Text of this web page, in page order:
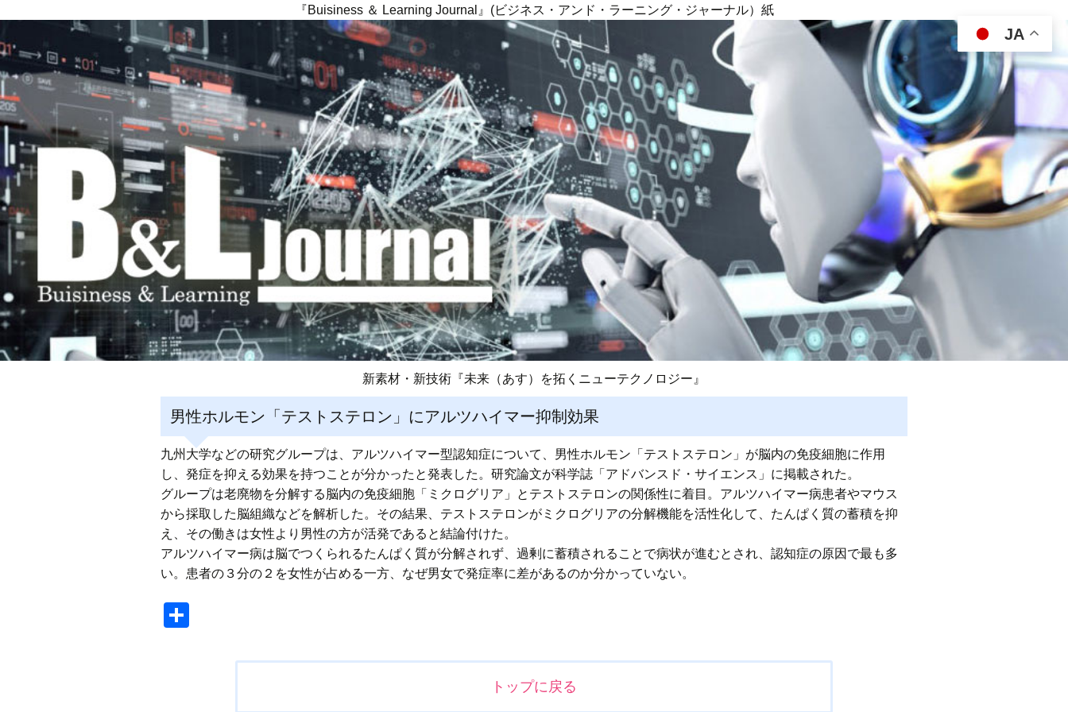
『Buisiness ＆ Learning Journal』(ビジネス・アンド・ラーニング・ジャーナル）紙
新素材・新技術『未来（あす）を拓くニューテクノロジー』
男性ホルモン「テストステロン」にアルツハイマー抑制効果
九州大学などの研究グループは、アルツハイマー型認知症について、男性ホルモン「テストステロン」が脳内の免疫細胞に作用
し、発症を抑える効果を持つことが分かったと発表した。研究論文が科学誌「アドバンスド・サイエンス」に掲載された。
グループは老廃物を分解する脳内の免疫細胞「ミクログリア」とテストステロンの関係性に着目。アルツハイマー病患者やマウス
から採取した脳組織などを解析した。その結果、テストステロンがミクログリアの分解機能を活性化して、たんぱく質の蓄積を抑
え、その働きは女性より男性の方が活発であると結論付けた。
アルツハイマー病は脳でつくられるたんぱく質が分解されず、過剰に蓄積されることで病状が進むとされ、認知症の原因で最も多
い。患者の３分の２を女性が占める一方、なぜ男女で発症率に差があるのか分かっていない。
トップに戻る
JA